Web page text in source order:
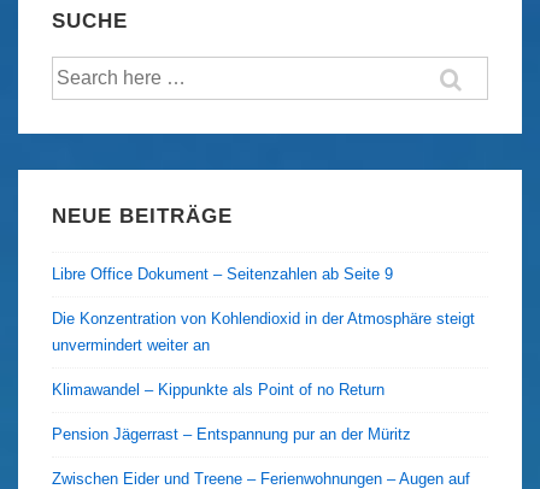
Hugh
Neff
gibt
auf
SUCHE
Suche
NEUE BEITRÄGE
Libre Office Dokument – Seitenzahlen ab Seite 9
Die Konzentration von Kohlendioxid in der Atmosphäre steigt
unvermindert weiter an
Klimawandel – Kippunkte als Point of no Return
Pension Jägerrast – Entspannung pur an der Müritz
Zwischen Eider und Treene – Ferienwohnungen – Augen auf